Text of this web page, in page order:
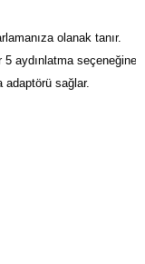
olanak tanır.
aydınlatma seçeneğine
sağlar.